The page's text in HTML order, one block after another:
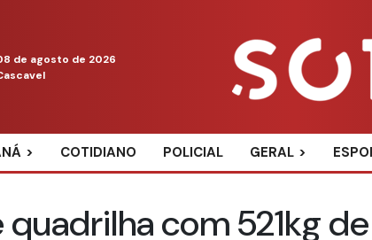
de agosto de 2026
COTIDIANO POLICIAL GERAL
quadrilha com 521kg